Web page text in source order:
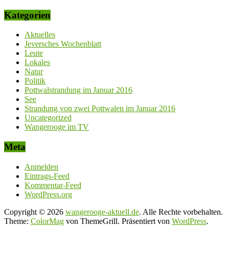
Kategorien
Aktuelles
Jeversches Wochenblatt
Leute
Lokales
Natur
Politik
Pottwalstrandung im Januar 2016
See
Strandung von zwei Pottwalen im Januar 2016
Uncategorized
Wangerooge im TV
Meta
Anmelden
Eintrags-Feed
Kommentar-Feed
WordPress.org
Copyright © 2026 wangerooge-aktuell.de. Alle Rechte vorbehalten.
Theme: ColorMag von ThemeGrill. Präsentiert von WordPress.